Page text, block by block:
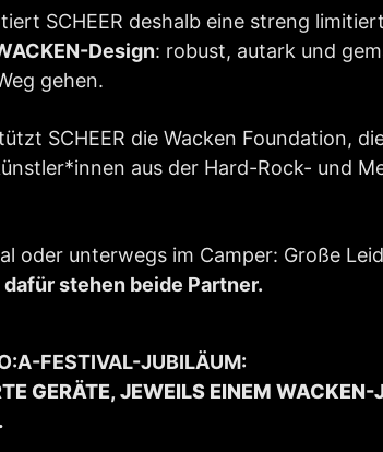
SCHEER deshalb eine streng
Design: robust, autark und
gehen.
SCHEER die Wacken Foundation,
aus der Hard-Rock- und
oder unterwegs im Camper: Große
dafür stehen beide Partner.
FESTIVAL-JUBILÄUM:
GERÄTE, JEWEILS EINEM WACKEN-